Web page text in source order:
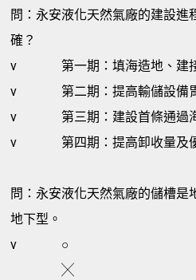
問：永安液化天然氣廠的建設進
確？
v
第一期：填海造地、建
v
第二期：提高輸儲設備
v
第三期：建設首條通過
v
第四期：提高卸收量及
問：永安液化天然氣廠的儲槽是
地下型。
v
○
╳